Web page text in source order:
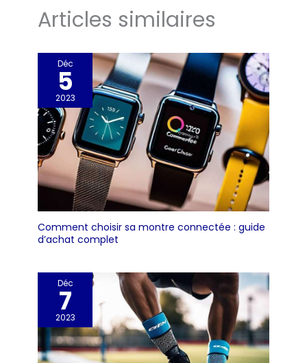
Articles similaires
Déc
5
2023
Comment choisir sa montre connectée : guide
d’achat complet
Déc
7
2023